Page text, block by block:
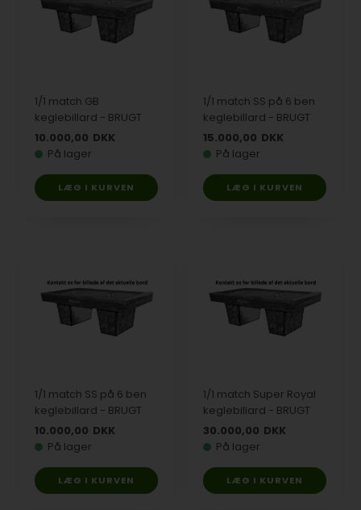
1/1 match GB
keglebillard - BRUGT
10.000,00 DKK
På lager
1/1 match SS på 6 ben
keglebillard - BRUGT
15.000,00 DKK
På lager
1/1 match SS på 6 ben
keglebillard - BRUGT
10.000,00 DKK
På lager
1/1 match Super Royal
keglebillard - BRUGT
30.000,00 DKK
På lager